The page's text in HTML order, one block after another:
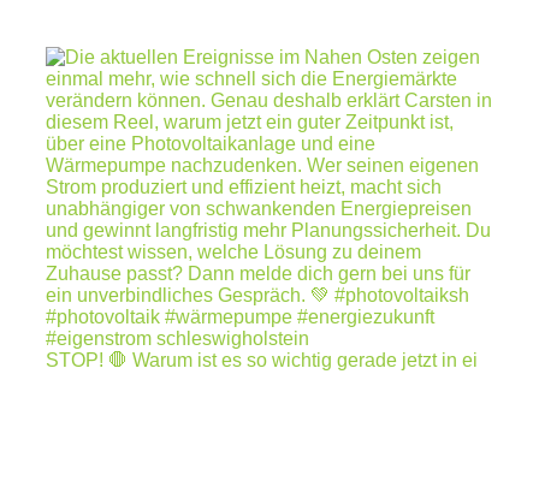
STOP! 🛑 Warum ist es so wichtig gerade jetzt in ei